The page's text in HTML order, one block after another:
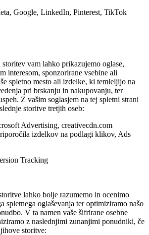
Google, LinkedIn, Pinterest, TikTok
storitev vam lahko prikazujemo oglase,
interesom, sponzorirane vsebine ali
spletno mesto ali izdelke, ki temleljijo na
pri brskanju in nakupovanju, ter
Z vašim soglasjem na tej spletni strani
storitve tretjih oseb:
Advertising, creativecdn.com
izdelkov na podlagi klikov, Ads
Tracking
lahko bolje razumemo in ocenimo
spletnega oglaševanja ter optimiziramo našo
V ta namen vaše šifrirane osebne
z naslednjimi zunanjimi ponudniki, če
storitve: